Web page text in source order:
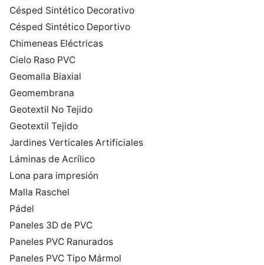
Césped Sintético Decorativo
Césped Sintético Deportivo
Chimeneas Eléctricas
Cielo Raso PVC
Geomalla Biaxial
Geomembrana
Geotextil No Tejido
Geotextil Tejido
Jardines Verticales Artificiales
Láminas de Acrílico
Lona para impresión
Malla Raschel
Pádel
Paneles 3D de PVC
Paneles PVC Ranurados
Paneles PVC Tipo Mármol